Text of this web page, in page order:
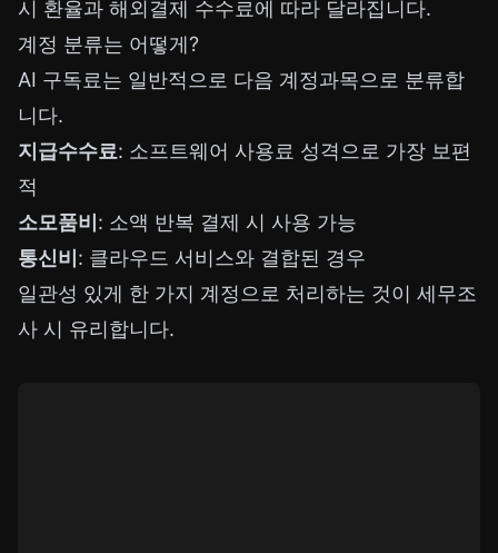
시 환율과 해외결제 수수료에 따라 달라집니다.
계정 분류는 어떻게?
AI 구독료는 일반적으로 다음 계정과목으로 분류합
니다.
지급수수료: 소프트웨어 사용료 성격으로 가장 보편
적
소모품비 : 소액 반복 결제 시 사용 가능
통신비 : 클라우드 서비스와 결합된 경우
일관성 있게 한 가지 계정으로 처리하는 것이 세무조
사 시 유리합니다.